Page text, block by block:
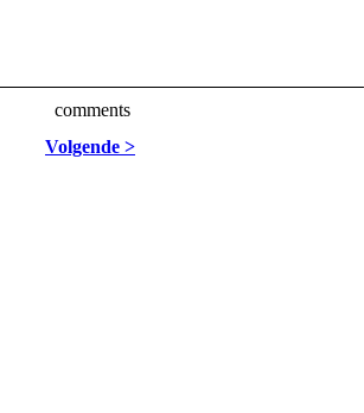
comments
Volgende >